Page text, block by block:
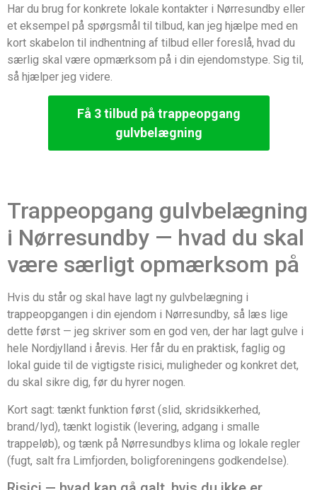
Har du brug for konkrete lokale kontakter i Nørresundby eller
et eksempel på spørgsmål til tilbud, kan jeg hjælpe med en
kort skabelon til indhentning af tilbud eller foreslå, hvad du
særlig skal være opmærksom på i din ejendomstype. Sig til,
så hjælper jeg videre.
Få 3 tilbud på trappeopgang
gulvbelægning
Trappeopgang gulvbelægning
i Nørresundby — hvad du skal
være særligt opmærksom på
Hvis du står og skal have lagt ny gulvbelægning i
trappeopgangen i din ejendom i Nørresundby, så læs lige
dette først — jeg skriver som en god ven, der har lagt gulve i
hele Nordjylland i årevis. Her får du en praktisk, faglig og
lokal guide til de vigtigste risici, muligheder og konkret det,
du skal sikre dig, før du hyrer nogen.
Kort sagt: tænkt funktion først (slid, skridsikkerhed,
brand/lyd), tænkt logistik (levering, adgang i smalle
trappeløb), og tænk på Nørresundbys klima og lokale regler
(fugt, salt fra Limfjorden, boligforeningens godkendelse).